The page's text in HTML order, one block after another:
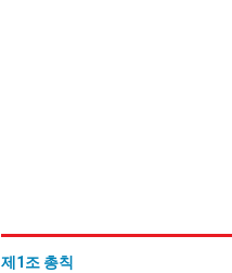
제1조 총칙